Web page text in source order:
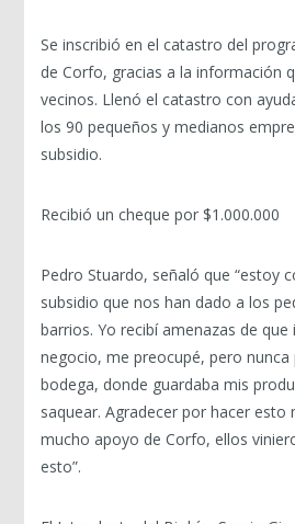
Se inscribió en el catastro del
de Corfo, gracias a la información
vecinos. Llenó el catastro con
los 90 pequeños y medianos
subsidio.
Recibió un cheque por $1.000.000
Pedro Stuardo, señaló que “estoy
subsidio que nos han dado a los
barrios. Yo recibí amenazas de que
negocio, me preocupé, pero nunca
bodega, donde guardaba mis
saquear. Agradecer por hacer esto
mucho apoyo de Corfo, ellos
esto”.